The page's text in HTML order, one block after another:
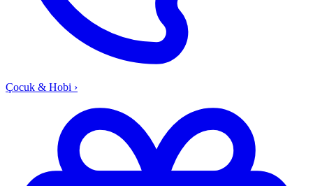
Çocuk & Hobi ›